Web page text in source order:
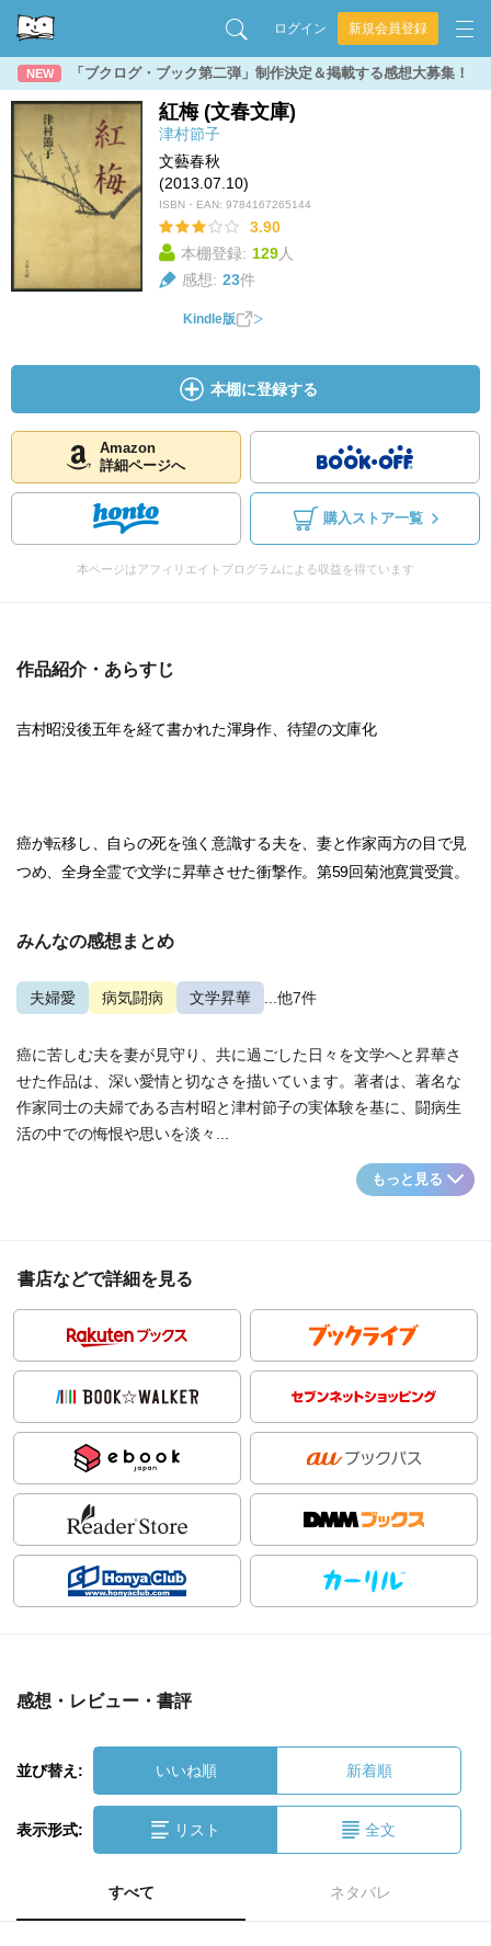
ログイン 新規会員登録
NEW 「ブクログ・ブック第二弾」制作決定＆掲載する感想大募集！
紅梅 (文春文庫)
津村節子
文藝春秋
(2013.07.10)
ISBN・EAN: 9784167265144
3.90
本棚登録: 129人
感想: 23件
Kindle版
本棚に登録する
Amazon
詳細ページへ
購入ストア一覧
本ページはアフィリエイトプログラムによる収益を得ています
作品紹介・あらすじ
吉村昭没後五年を経て書かれた渾身作、待望の文庫化
癌が転移し、自らの死を強く意識する夫を、妻と作家両方の目で見
つめ、全身全霊で文学に昇華させた衝撃作。第59回菊池寛賞受賞。
みんなの感想まとめ
夫婦愛 病気闘病 文学昇華 ...他7件
癌に苦しむ夫を妻が見守り、共に過ごした日々を文学へと昇華さ
せた作品は、深い愛情と切なさを描いています。著者は、著名な
作家同士の夫婦である吉村昭と津村節子の実体験を基に、闘病生
活の中での悔恨や思いを淡々...
もっと見る
書店などで詳細を見る
感想・レビュー・書評
並び替え: いいね順 新着順
表示形式: リスト 全文
すべて ネタバレ